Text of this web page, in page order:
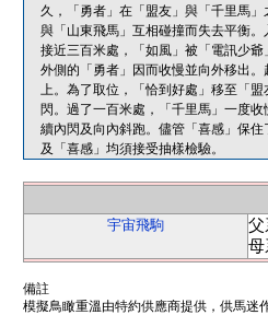
久，「勇者」在「盟友」與「千里馬
與「山東飛馬」互相碰撞而失去平衡
接近三百米處，「如風」被「電訊少
外側的「勇者」因而收慢並向外移出
上。為了取位，「恰到好處」移至「
閃。過了一百米處，「千里馬」一度
續內閃及向內斜跑。儘管「喜感」保
及「喜感」均須接受抽樣檢驗。
宇宙飛駒
父
母
備註
模擬鳥瞰重溫由特約供應商提供，供馬迷